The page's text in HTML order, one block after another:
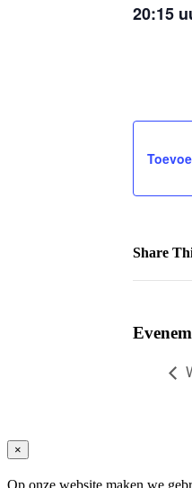
20:15
Share
Close
product
×
Op onze website maken we